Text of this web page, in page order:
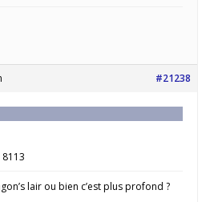
#21238
8113
lair ou bien c’est plus profond ?